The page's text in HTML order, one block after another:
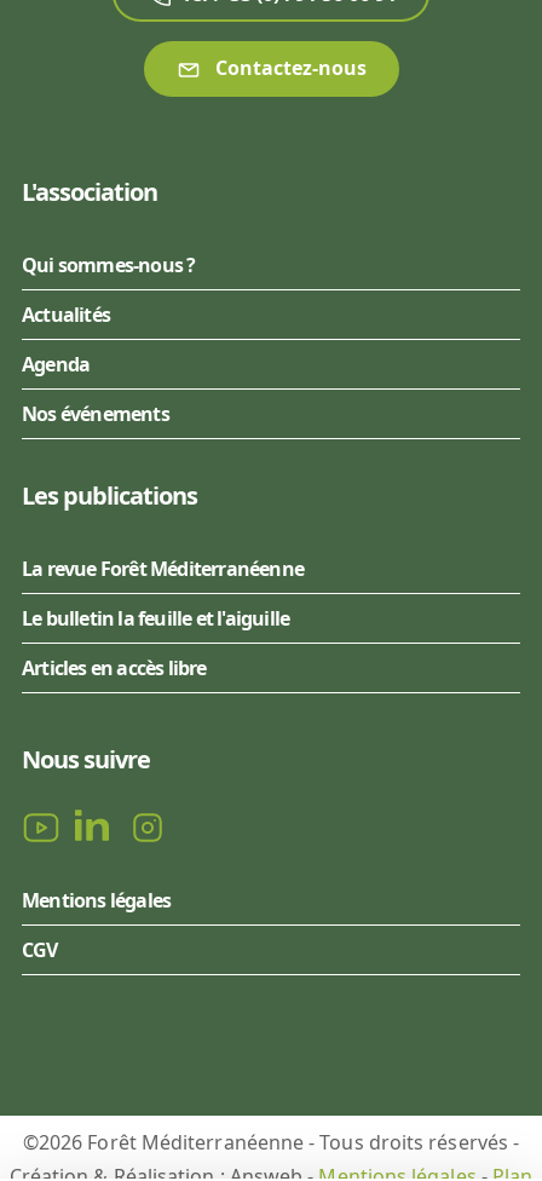
Contactez-nous
L'association
Qui sommes-nous ?
Actualités
Agenda
Nos événements
Les publications
La revue Forêt Méditerranéenne
Le bulletin la feuille et l'aiguille
Articles en accès libre
Nous suivre
Mentions légales
CGV
©2026 Forêt Méditerranéenne - Tous droits réservés -
Création & Réalisation : Answeb - Mentions légales - Plan